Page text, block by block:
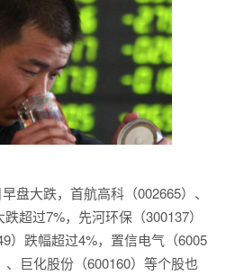
盘大跌，首航高科（002665）、
超过7%，先河环保（300137）
）跌幅超过4%，置信电气（6005
、巨化股份（600160）等个股也